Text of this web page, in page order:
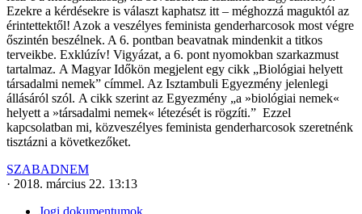
Ezekre a kérdésekre is választ kaphatsz itt – méghozzá maguktól az
érintettektől! Azok a veszélyes feminista genderharcosok most végre
őszintén beszélnek. A 6. pontban beavatnak mindenkit a titkos
terveikbe. Exklúzív! Vigyázat, a 6. pont nyomokban szarkazmust
tartalmaz. A Magyar Időkön megjelent egy cikk „Biológiai helyett
társadalmi nemek” címmel. Az Isztambuli Egyezmény jelenlegi
állásáról szól. A cikk szerint az Egyezmény „a »biológiai nemek«
helyett a »társadalmi nemek« létezését is rögzíti.” Ezzel
kapcsolatban mi, közveszélyes feminista genderharcosok szeretnénk
tisztázni a következőket.
SZABADNEM
· 2018. március 22. 13:13
Jogi dokumentumok